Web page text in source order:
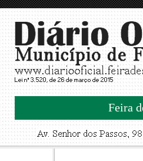
Feira